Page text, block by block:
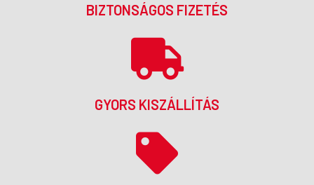
BIZTONSÁGOS FIZETÉS
GYORS KISZÁLLÍTÁS